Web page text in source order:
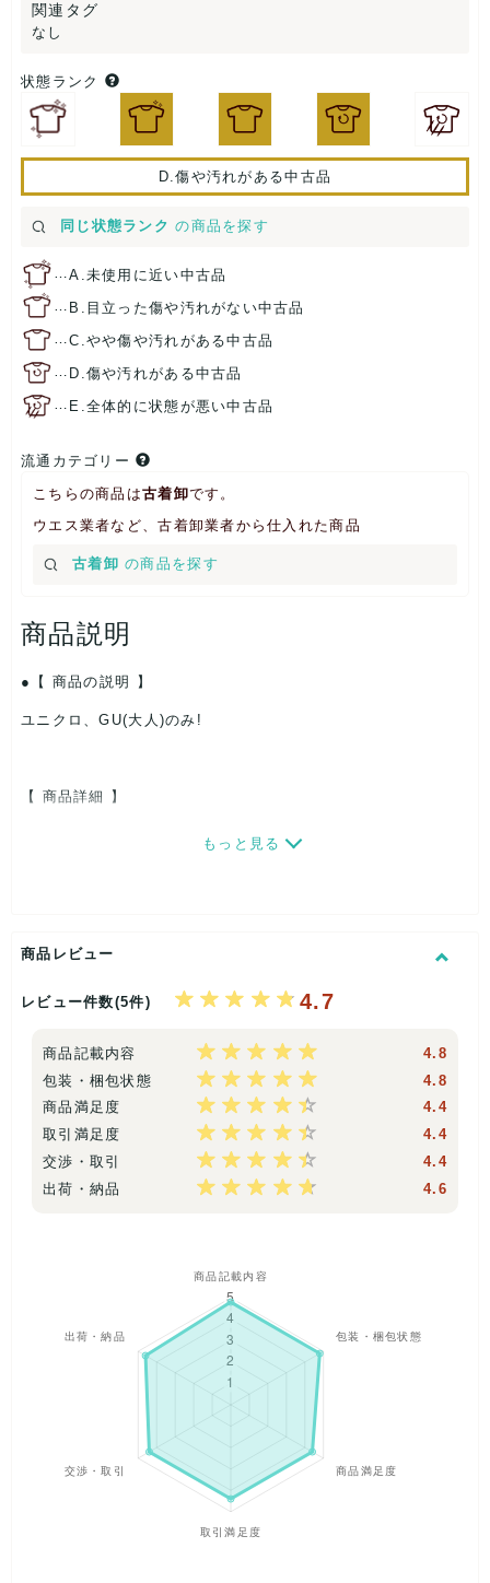
関連タグ
なし
状態ランク
D.傷や汚れがある中古品
同じ状態ランク の商品を探す
…A.未使用に近い中古品
… B.目立った傷や汚れがない中古品
…C.やや傷や汚れがある中古品
… D.傷や汚れがある中古品
… E.全体的に状態が悪い中古品
流通カテゴリー
こちらの商品は古着卸です。
ウエス業者など、古着卸業者から仕入れた商品
古着卸 の商品を探す
商品説明
【 商品の説明 】
ユニクロ、GU(大人)のみ!
【 商品詳細 】
ざいます。
【 商品状態 】
USED品のため、シワ・汚れ・ダメージ・毛羽たち・記名など
検品の際に着用に支障のある破れがないかは確認しておりま
もっと見る
商品レビュー
レビュー件数(5件) 4.7
商品記載内容
4.8
包装・梱包状態
4.8
商品満足度
4.4
取引満足度
4.4
交渉・取引
4.4
出荷・納品
4.6